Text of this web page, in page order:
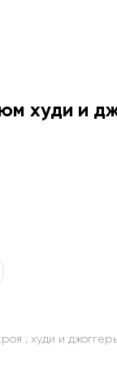
худи и
; худи и